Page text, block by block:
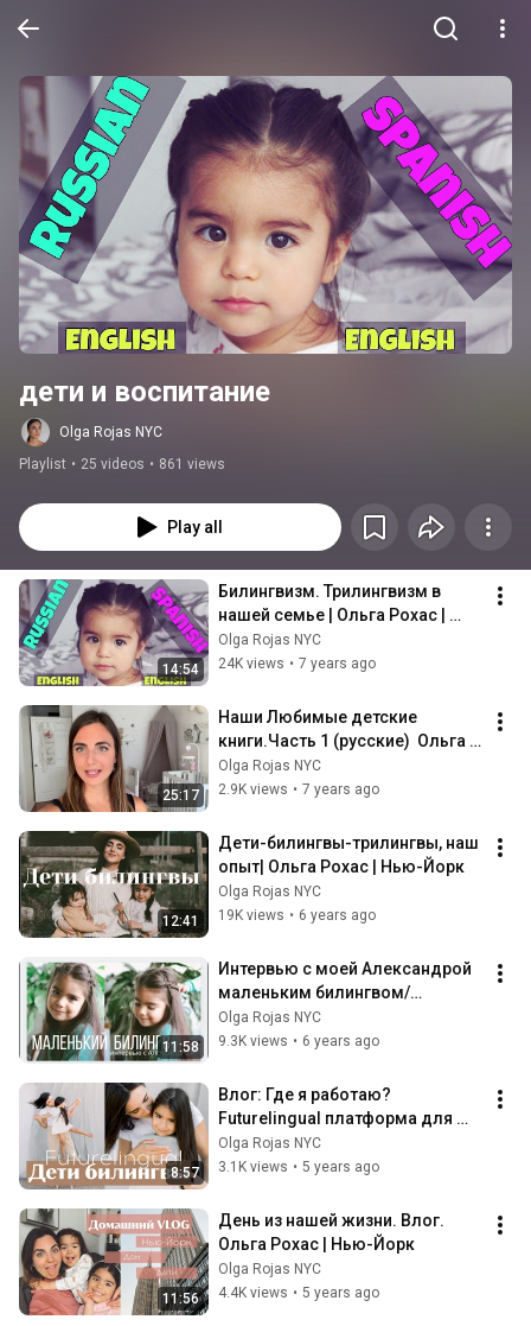
дети и воспитание
Olga Rojas NYC
Playlist • 25 videos • 861 views
Play all
14:54
Билингвизм. Трилингвизм в
нашей семье | Ольга Рохас |
Нью-Йорк
Olga Rojas NYC
24K views • 7 years ago
25:17
Наши Любимые детские
книги.Часть 1 (русские)  Ольга
Рохас | Нью-Йорк
Olga Rojas NYC
2.9K views • 7 years ago
12:41
Дети-билингвы-трилингвы, наш
опыт| Ольга Рохас | Нью-Йорк
Olga Rojas NYC
19K views • 6 years ago
11:58
Интервью с моей Александрой
маленьким билингвом/
трилингвомОльга Рохас | Нью-
Йорк
Olga Rojas NYC
9.3K views • 6 years ago
8:57
Влог: Где я работаю?
Futurelingual платформа для
двуязычных семей. Ольга Рохас
| Нью-Йорк
Olga Rojas NYC
3.1K views • 5 years ago
11:56
День из нашей жизни. Влог.
Ольга Рохас | Нью-Йорк
Olga Rojas NYC
4.4K views • 5 years ago